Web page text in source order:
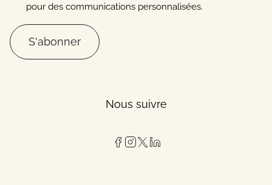
pour des communications personnalisées.
S'abonner
Nous suivre